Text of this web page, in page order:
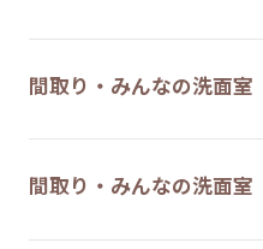
間取り・みんなの洗面
間取り・みんなの洗面